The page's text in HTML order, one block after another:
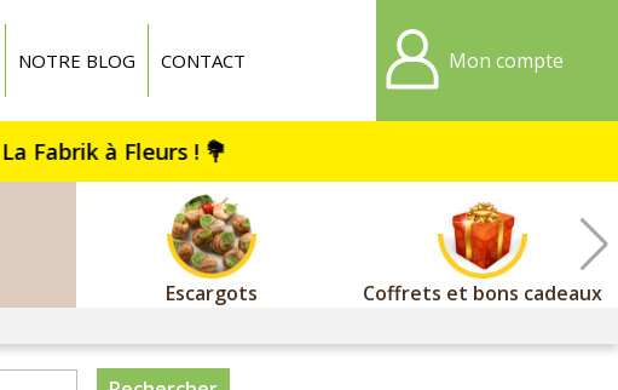
NOTRE BLOG CONTACT Mon compte
Escargots
Coffrets et bons cadeaux